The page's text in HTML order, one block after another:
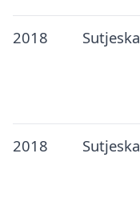
2018 Sutjeska
2018 Sutjeska